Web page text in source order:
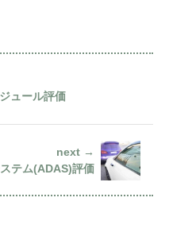
ュール評価
next →
テム(ADAS)評価